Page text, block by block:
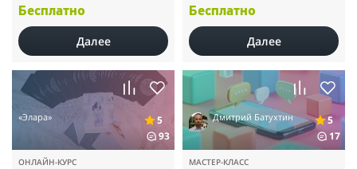
Бесплатно
Далее
Бесплатно
Далее
«Элара»
5
93
ОНЛАЙН-КУРС
Дмитрий Батухтин
5
17
МАСТЕР-КЛАСС